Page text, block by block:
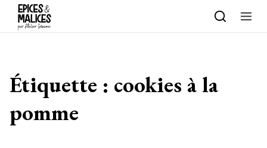
Skip to content
Étiquette : cookies à la
pomme